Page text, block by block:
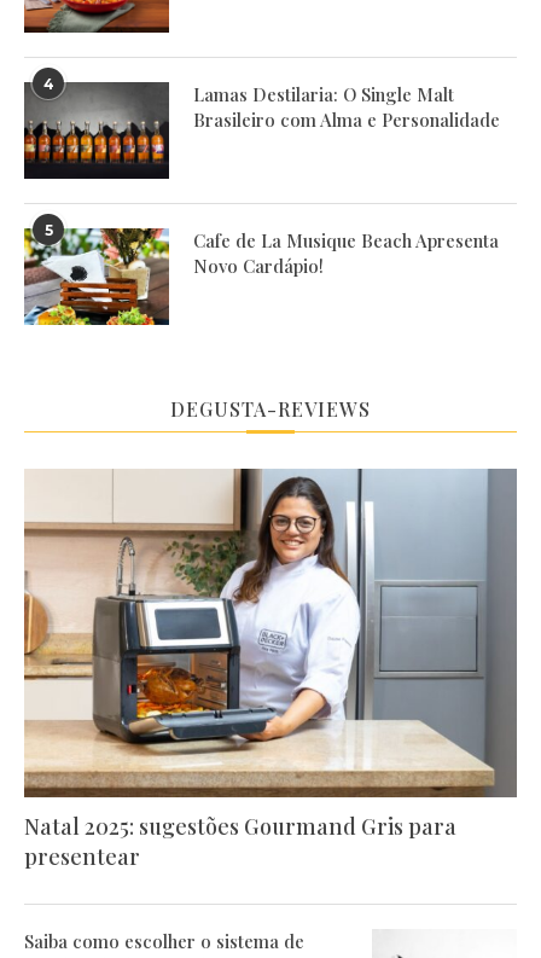
4
Lamas Destilaria: O Single Malt
Brasileiro com Alma e Personalidade
5
Cafe de La Musique Beach Apresenta
Novo Cardápio!
DEGUSTA-REVIEWS
Natal 2025: sugestões Gourmand Gris para
presentear
Saiba como escolher o sistema de